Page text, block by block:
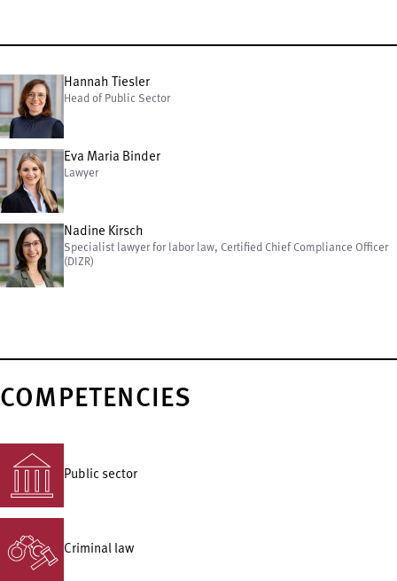
Hannah Tiesler
Head of Public Sector
Eva Maria Binder
Lawyer
Nadine Kirsch
Specialist lawyer for labor law, Certified Chief Compliance Officer
(DIZR)
COMPETENCIES
Public sector
Criminal law